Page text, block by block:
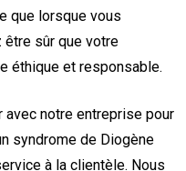
que lorsque vous
être sûr que votre
éthique et responsable.
avec notre entreprise pour
syndrome de Diogène
à la clientèle. Nous